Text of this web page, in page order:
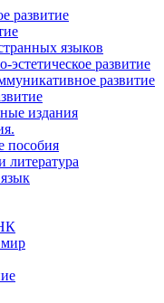
развитие
языков
эстетическое развитие
развитие
издания
пособия
литература